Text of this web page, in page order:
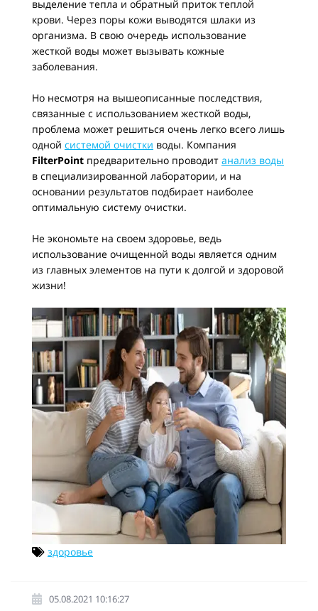
выделение тепла и обратный приток теплой
крови. Через поры кожи выводятся шлаки из
организма. В свою очередь использование
жесткой воды может вызывать кожные
заболевания.
Но несмотря на вышеописанные последствия,
связанные с использованием жесткой воды,
проблема может решиться очень легко всего лишь
одной системой очистки воды. Компания
FilterPoint предварительно проводит анализ воды
в специализированной лаборатории, и на
основании результатов подбирает наиболее
оптимальную систему очистки.
Не экономьте на своем здоровье, ведь
использование очищенной воды является одним
из главных элементов на пути к долгой и здоровой
жизни!
здоровье
05.08.2021 10:16:27